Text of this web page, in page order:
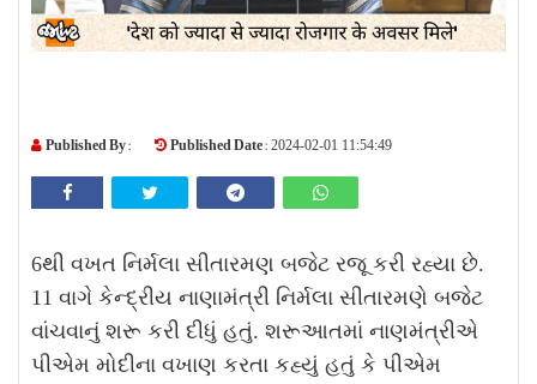
Published By : Published Date : 2024-02-01 11:54:49
6થી વખત નિર્મલા સીતારમણ બજેટ રજૂ કરી રહ્યા છે.
11 વાગે કેન્દ્રીય નાણામંત્રી નિર્મલા સીતારમણે બજેટ
વાંચવાનું શરૂ કરી દીધું હતું. શરૂઆતમાં નાણમંત્રીએ
પીએમ મોદીના વખાણ કરતા કહ્યું હતું કે પીએમ